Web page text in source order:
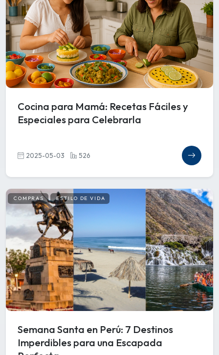
Cocina para Mamá: Recetas Fáciles y
Especiales para Celebrarla
2025-05-03 526
COMPRAS ESTILO DE VIDA
Semana Santa en Perú: 7 Destinos
Imperdibles para una Escapada